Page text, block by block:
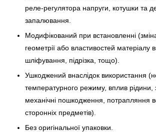
реле-регулято­ра напруги, котушки та
запалювання.
Модифікований при встановленні (зміна
геометрії або властивостей матеріалу
шліфування, підрізка, тощо).
Ушкоджений внаслідок використання
температурного режиму, вплив рідини,
механічні пошкодження, потрапляння
сторонніх предметів).
Без оригінальної упаковки.